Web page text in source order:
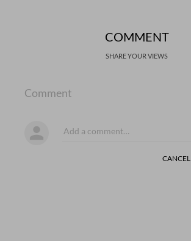
COMMENT
SHARE YOUR VIEWS
Comment
CANCEL